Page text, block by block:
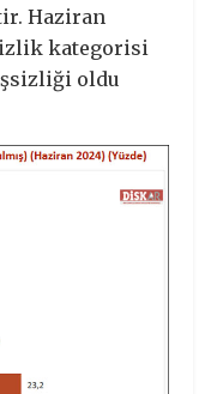
Haziran
kategorisi
oldu